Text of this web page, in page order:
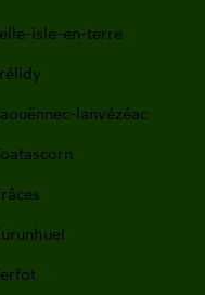
isle-en-terre
lanvézéac